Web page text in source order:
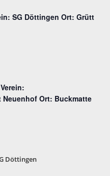
SG Döttingen Ort: Grütt
Ort: Buckmatte
Döttingen